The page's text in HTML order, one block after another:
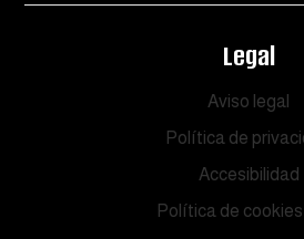
Legal
Aviso legal
Política de
Accesibilidad
Política de